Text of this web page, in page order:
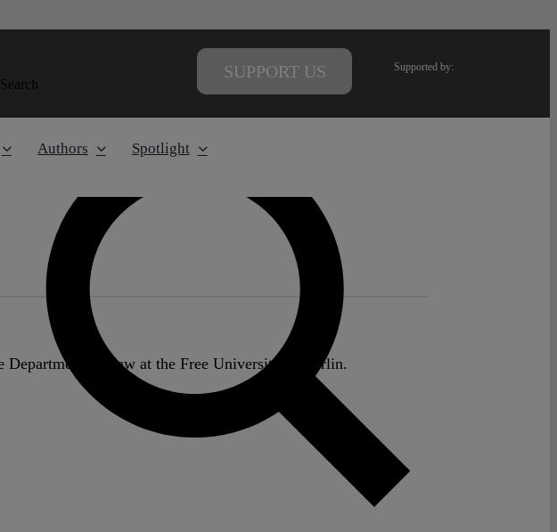
Search
SUPPORT US Supported by:
Authors Spotlight
Department of Law at the Free University of Berlin.